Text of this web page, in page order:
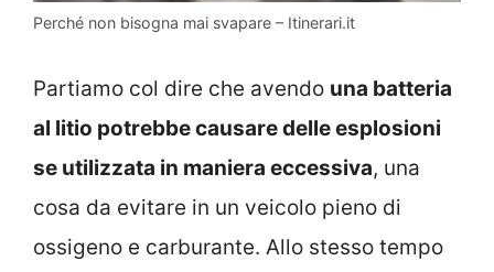
Perché non bisogna mai svapare – Itinerari.it
Partiamo col dire che avendo una batteria
al litio potrebbe causare delle esplosioni
se utilizzata in maniera eccessiva, una
cosa da evitare in un veicolo pieno di
ossigeno e carburante. Allo stesso tempo